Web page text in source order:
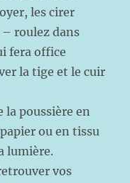
les cirer
roulez dans
fera office
la tige et le cuir
la poussière en
ou en tissu
lumière.
vos